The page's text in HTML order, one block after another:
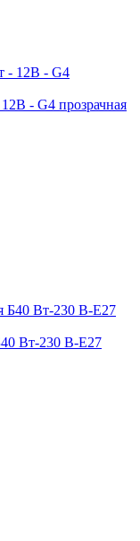
- G4 прозрачная
Вт-230 В-Е27